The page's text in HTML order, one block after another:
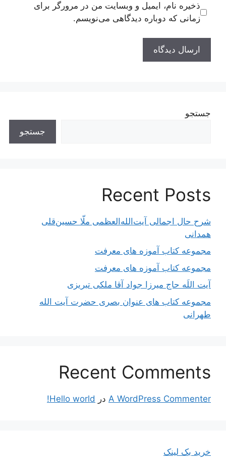
ذخیره نام، ایمیل و وبسایت من در مرورگر برای
زمانی که دوباره دیدگاهی می‌نویسم.
جستجو
جستجو
Recent Posts
شرح حال اجمالی آیت‌الله‌العظمی ملّا حسین‌قلی
همدانی
مجموعه کتاب آموزه های معرفت
مجموعه کتاب آموزه های معرفت
آیت اللَه حاج میرزا جواد آقا ملکی تبریزی
مجموعه کتاب های عنوان بصری حضرت آیت الله
طهرانی
Recent Comments
A WordPress Commenter در Hello world!
خرید بک لینک